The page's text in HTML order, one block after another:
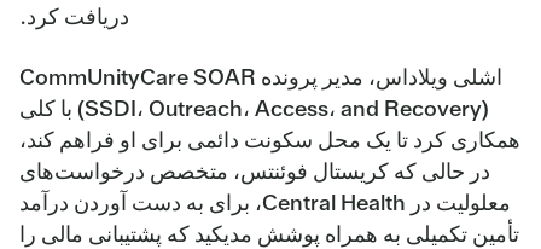
دریافت کرد.
اشلی ویلاداس، مدیر پرونده CommUnityCare SOAR
(SSDI، Outreach، Access، and Recovery) با کلی
همکاری کرد تا یک محل سکونت دائمی برای او فراهم کند،
در حالی که کریستال فوئنتس، متخصص درخواست‌های
معلولیت در Central Health، برای به دست آوردن درآمد
تأمین تکمیلی به همراه پوشش مدیکید که پشتیبانی مالی را